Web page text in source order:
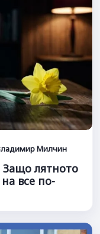
Милчин
лятното
все по-